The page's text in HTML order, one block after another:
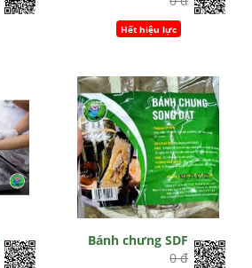
Hết hiệu lực
Bánh chưng SDF
0 đ